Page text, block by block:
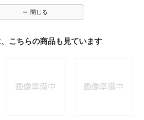
閉じる
こちらの商品も見ています